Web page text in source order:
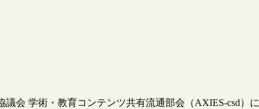
会 学術・教育コンテンツ共有流通部会（AXIES-csd）に